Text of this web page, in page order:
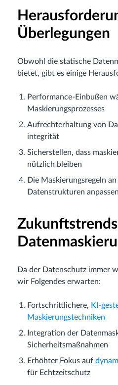
Überlegungen
Obwohl die statische
bietet, gibt es einige
Performance-Einbußen
Maskierungsprozesses
Aufrechterhaltung von
integrität
Sicherstellen, dass
nützlich bleiben
Die Maskierungsregeln
Datenstrukturen anpassen
Da der Datenschutz immer
wir Folgendes erwarten:
Fortschrittlichere, KI-
Maskierungstechniken
Integration der
Sicherheitsmaßnahmen
Erhöhter Fokus auf
für Echtzeitschutz